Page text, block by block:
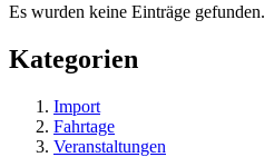
Es wurden keine Einträge gefunden.
Kategorien
Import
Fahrtage
Veranstaltungen